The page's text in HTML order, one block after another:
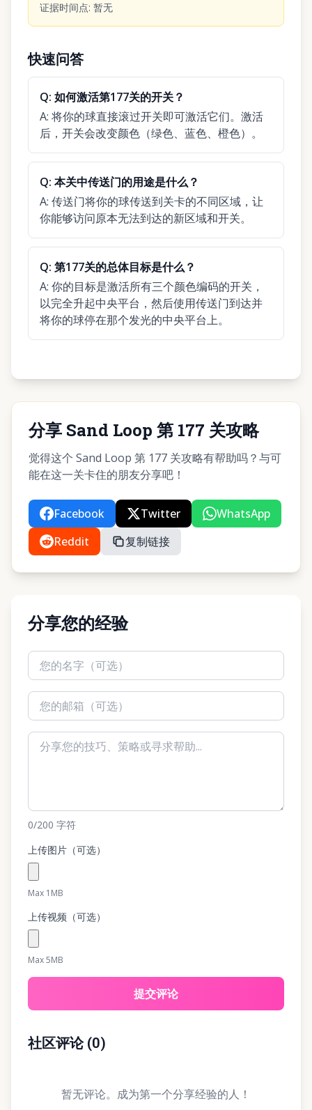
证据时间点: 暂无
快速问答
Q: 如何激活第177关的开关？
A: 将你的球直接滚过开关即可激活它们。激活
后，开关会改变颜色（绿色、蓝色、橙色）。
Q: 本关中传送门的用途是什么？
A: 传送门将你的球传送到关卡的不同区域，让
你能够访问原本无法到达的新区域和开关。
Q: 第177关的总体目标是什么？
A: 你的目标是激活所有三个颜色编码的开关，
以完全升起中央平台，然后使用传送门到达并
将你的球停在那个发光的中央平台上。
分享 Sand Loop 第 177 关攻略
觉得这个 Sand Loop 第 177 关攻略有帮助吗？与可
能在这一关卡住的朋友分享吧！
Facebook Twitter
WhatsApp
Reddit
复制链接
分享您的经验
0/200 字符
上传图片（可选）
Max 1MB
上传视频（可选）
Max 5MB
提交评论
社区评论(0)
暂无评论。成为第一个分享经验的人！